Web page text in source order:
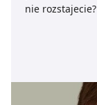
nie rozstajecie?